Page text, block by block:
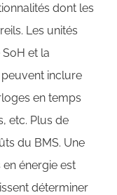
dont les
Les unités
et la
inclure
en temps
etc. Plus de
du BMS. Une
énergie est
déterminer